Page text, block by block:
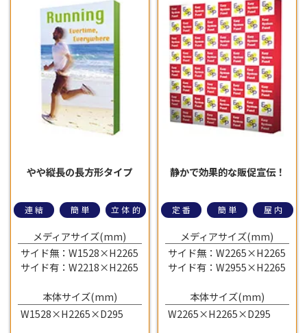
やや縦長の長方形タイプ
連結 簡単 立体的
メディアサイズ(mm)
サイド無：W1528×H2265
サイド有：W2218×H2265
本体サイズ(mm)
W1528×H2265×D295
静かで効果的な販促宣伝！
定番 簡単 屋内
メディアサイズ(mm)
サイド無：W2265×H2265
サイド有：W2955×H2265
本体サイズ(mm)
W2265×H2265×D295